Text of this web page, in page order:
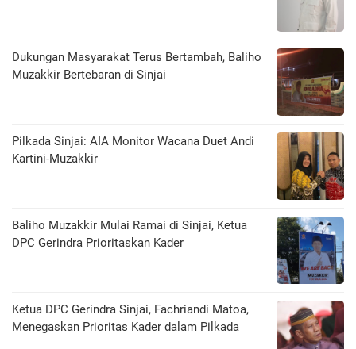
Dukungan Masyarakat Terus Bertambah, Baliho
Muzakkir Bertebaran di Sinjai
Pilkada Sinjai: AIA Monitor Wacana Duet Andi
Kartini-Muzakkir
Baliho Muzakkir Mulai Ramai di Sinjai, Ketua
DPC Gerindra Prioritaskan Kader
Ketua DPC Gerindra Sinjai, Fachriandi Matoa,
Menegaskan Prioritas Kader dalam Pilkada